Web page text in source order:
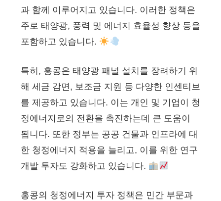
과 함께 이루어지고 있습니다. 이러한 정책은
주로 태양광, 풍력 및 에너지 효율성 향상 등을
포함하고 있습니다.
특히, 홍콩은 태양광 패널 설치를 장려하기 위
해 세금 감면, 보조금 지원 등 다양한 인센티브
를 제공하고 있습니다. 이는 개인 및 기업이 청
정에너지로의 전환을 촉진하는데 큰 도움이
됩니다. 또한 정부는 공공 건물과 인프라에 대
한 청정에너지 적용을 늘리고, 이를 위한 연구
개발 투자도 강화하고 있습니다.
홍콩의 청정에너지 투자 정책은 민간 부문과